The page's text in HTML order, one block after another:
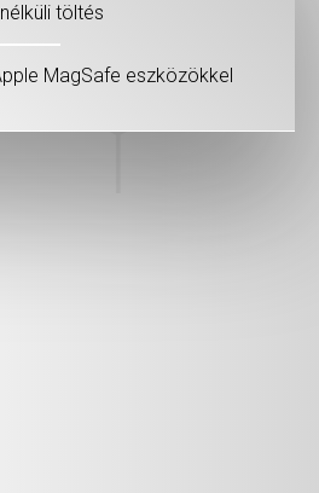
töltés
MagSafe eszközökkel